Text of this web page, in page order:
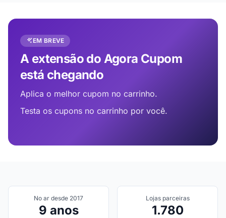
EM BREVE
A extensão do Agora Cupom
está chegando
Aplica o melhor cupom no carrinho.
Testa os cupons no carrinho por você.
No ar desde 2017
9 anos
Lojas parceiras
1.780